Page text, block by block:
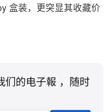
盒装，更突显其收藏价
们的电子報 ，随时